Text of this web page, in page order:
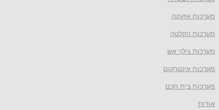
אזעקה
הקלטה
אש
אינטרקום
בית חכם